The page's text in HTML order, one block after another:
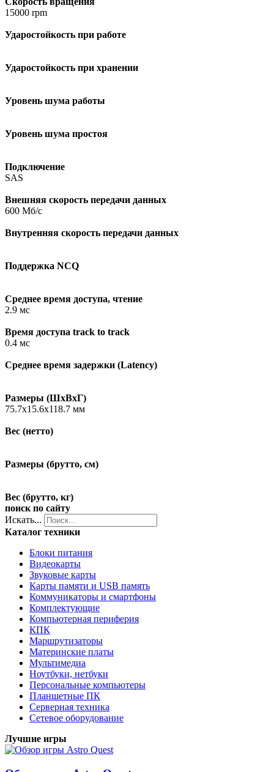
15000 rpm
Ударостойкость при работе
Ударостойкость при хранении
Уровень шума работы
Уровень шума простоя
Подключение
SAS
Внешняя скорость передачи данных
600 Мб/с
Внутренняя скорость передачи данных
Поддержка NCQ
Среднее время доступа, чтение
2.9 мс
Время доступа track to track
0.4 мс
Среднее время задержки (Latency)
Размеры (ШxВxГ)
75.7x15.6x118.7 мм
Вес (нетто)
Размеры (брутто, см)
Вес (брутто, кг)
поиск по сайту
Искать...
Каталог техники
Блоки питания
Видеокарты
Звуковые карты
Карты памяти и USB память
Коммуникаторы и смартфоны
Комплектующие
Компьютерная периферия
КПК
Маршрутизаторы
Материнские платы
Мультимедиа
Ноутбуки, нетбуки
Персональные компьютеры
Планшетные ПК
Серверная техника
Сетевое оборудование
Лучшие игры